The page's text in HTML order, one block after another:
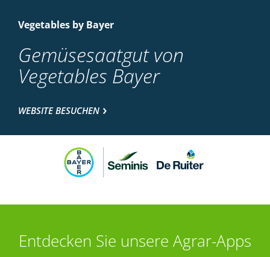
Vegetables by Bayer
Gemüsesaatgut von
Vegetables Bayer
WEBSITE BESUCHEN
Entdecken Sie unsere Agrar-Apps